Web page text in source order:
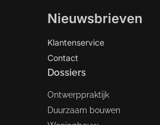
Nieuwsbrieven
Klantenservice
Contact
Dossiers
Ontwerppraktijk
Duurzaam bouwen